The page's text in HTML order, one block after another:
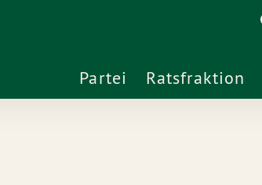
Partei Ratsfraktion